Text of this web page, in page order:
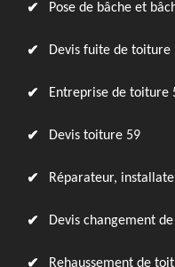
Pose de bâche et
Devis fuite de toiture
Entreprise de toiture
Devis toiture 59
Réparateur,
Devis changement
Rehaussement de